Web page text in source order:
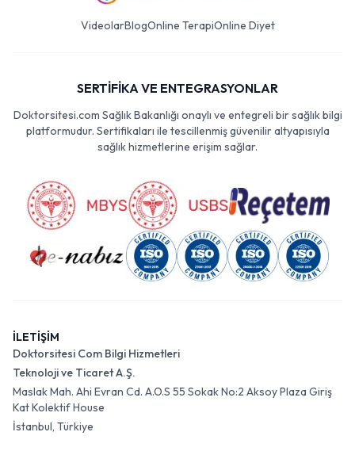
VideolarBlogOnline TerapiOnline Diyet
SERTİFİKA VE ENTEGRASYONLAR
Doktorsitesi.com Sağlık Bakanlığı onaylı ve entegreli bir sağlık bilgi
platformudur. Sertifikaları ile tescillenmiş güvenilir altyapısıyla
sağlık hizmetlerine erişim sağlar.
İLETİŞİM
Doktorsitesi Com Bilgi Hizmetleri
Teknoloji ve Ticaret A.Ş.
Maslak Mah. Ahi Evran Cd. A.O.S 55 Sokak No:2 Aksoy Plaza Giriş
Kat Kolektif House
İstanbul, Türkiye